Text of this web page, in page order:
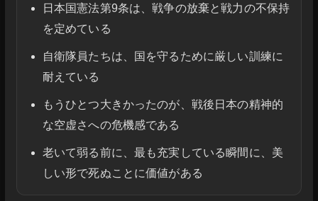
日本国憲法第9条は、戦争の放棄と戦力の不保持
を定めている
自衛隊員たちは、国を守るために厳しい訓練に
耐えている
もうひとつ大きかったのが、戦後日本の精神的
な空虚さへの危機感である
老いて弱る前に、最も充実している瞬間に、美
しい形で死ぬことに価値がある